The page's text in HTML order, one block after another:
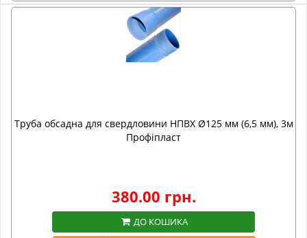
Труба обсадна для свердловини НПВХ Ø125 мм (6,5 мм), 3м
Профіпласт
380.00 грн.
ДО КОШИКА